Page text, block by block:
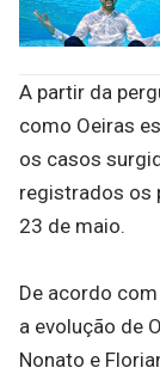
A partir da
como Oeiras
os casos
registrados os
23 de maio.
De acordo
a evolução de
Nonato e